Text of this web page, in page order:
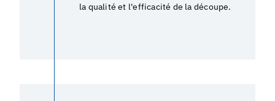
la qualité et l'efficacité de la découpe.